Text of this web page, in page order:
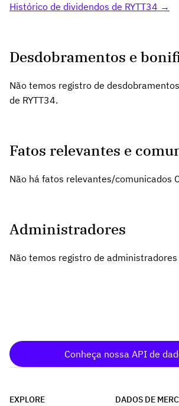
Histórico de dividendos de RYTT34 →
Desdobramentos e
Não temos registro de
de RYTT34.
Fatos relevantes e
Não há fatos relevantes/comunicados
Administradores
Não temos registro de administradores
Conheça nossa API de
EXPLORE
DADOS DE